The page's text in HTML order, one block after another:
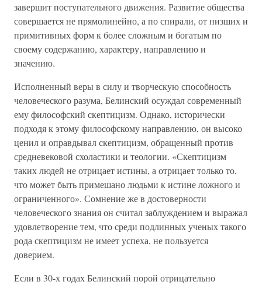
завершит поступательного движения. Развитие общества
совершается не прямолинейно, а по спирали, от низших и
примитивных форм к более сложным и богатым по
своему содержанию, характеру, направлению и
значению.
Исполненный веры в силу и творческую способность
человеческого разума, Белинский осуждал современный
ему философский скептицизм. Однако, исторически
подходя к этому философскому направлению, он высоко
ценил и оправдывал скептицизм, обращенный против
средневековой схоластики и теологии. «Скептицизм
таких людей не отрицает истины, а отрицает только то,
что может быть примешано людьми к истине ложного и
ограниченного». Сомнение же в достоверности
человеческого знания он считал заблуждением и выражал
удовлетворение тем, что среди подлинных ученых такого
рода скептицизм не имеет успеха, не пользуется
доверием.
Если в 30-х годах Белинский порой отрицательно